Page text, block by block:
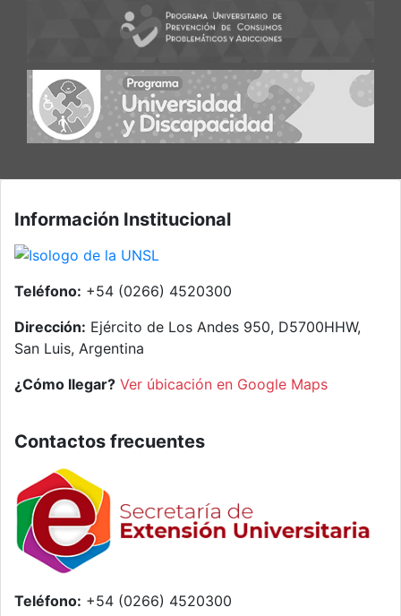
Información Institucional
Teléfono: +54 (0266) 4520300
Dirección: Ejército de Los Andes 950, D5700HHW,
San Luis, Argentina
¿Cómo llegar? Ver úbicación en Google Maps
Contactos frecuentes
Teléfono: +54 (0266) 4520300